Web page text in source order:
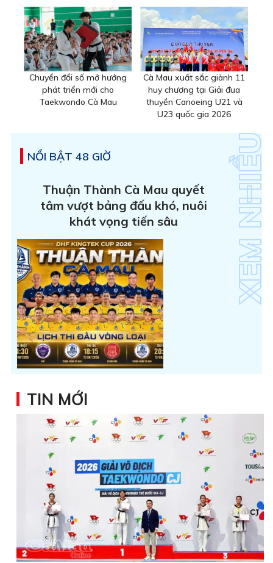
Chuyển đổi số mở hướng
phát triển mới cho
Taekwondo Cà Mau
Cà Mau xuất sắc giành 11
huy chương tại Giải đua
thuyền Canoeing U21 và
U23 quốc gia 2026
NỔI BẬT 48 GIỜ
Thuận Thành Cà Mau quyết
tâm vượt bảng đấu khó, nuôi
khát vọng tiến sâu
TIN MỚI